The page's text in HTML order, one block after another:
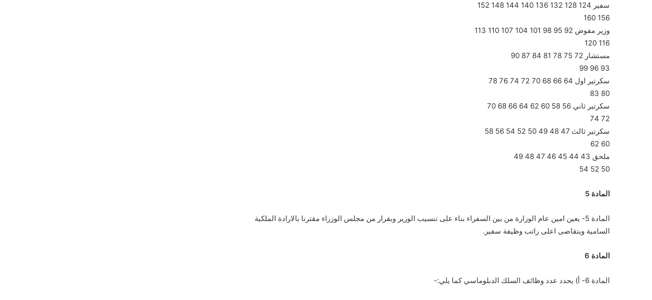
سفير 124 128 132 136 140 144 148 152
156 160
وزير مفوض 92 95 98 101 104 107 110 113
116 120
مستشار 72 75 78 81 84 87 90
93 96 99
سكرتير اول 64 66 68 70 72 74 76 78
80 83
سكرتير ثاني 56 58 60 62 64 66 68 70
72 74
سكرتير ثالث 47 48 49 50 52 54 56 58
60 62
ملحق 43 44 45 46 47 48 49
50 52 54
المادة 5
المادة 5- يعين امين عام الوزارة من بين السفراء بناء على تنسيب الوزير وبقرار من مجلس الوزراء مقترنا بالارادة الملكية
السامية ويتقاضى اعلى راتب وظيفة سفير.
المادة 6
المادة 6- أ) يحدد عدد وظائف السلك الدبلوماسي كما يلي:-